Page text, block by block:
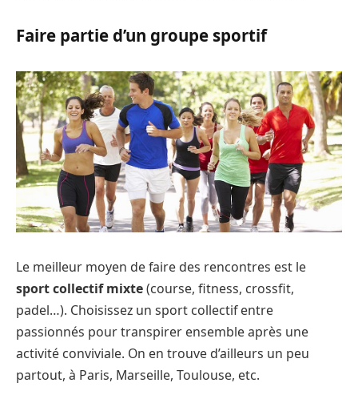
Faire partie d’un groupe sportif
Le meilleur moyen de faire des rencontres est le
sport collectif mixte(course, fitness, crossfit,
padel…). Choisissez un sport collectif entre
passionnés pour transpirer ensemble après une
activité conviviale. On en trouve d’ailleurs un peu
partout, à Paris, Marseille, Toulouse, etc.